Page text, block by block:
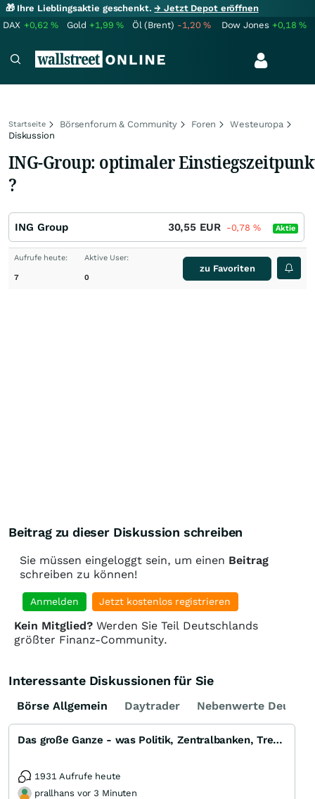
🎁 Ihre Lieblingsaktie geschenkt.→ Jetzt Depot eröffnen
DAX +0,62% Gold +1,99% Öl (Brent) -1,20% Dow Jones +0,18%
Startseite Börsenforum & Community Foren
Westeuropa
Diskussion
ING-Group: optimaler
?
ING Group 30,55 EUR -0,78 % Aktie
Aufrufe heute:
7
Aktive User:
0
zu Favoriten
Beitrag zu dieser Diskussion schreiben
Sie müssen eingeloggt sein, um einen Beitrag
schreiben zu können!
Anmelden Jetzt kostenlos registrieren
Kein Mitglied? Werden Sie Teil Deutschlands
größter Finanz-Community.
Interessante Diskussionen für Sie
Börse Allgemein Daytrader Nebenwerte
Das große Ganze - was Politik, Zentralbanken, Trends, Medien und Gesellschaft mit Aktien, Rohstoffen
1931 Aufrufe heute
prallhans vor 3 Minuten